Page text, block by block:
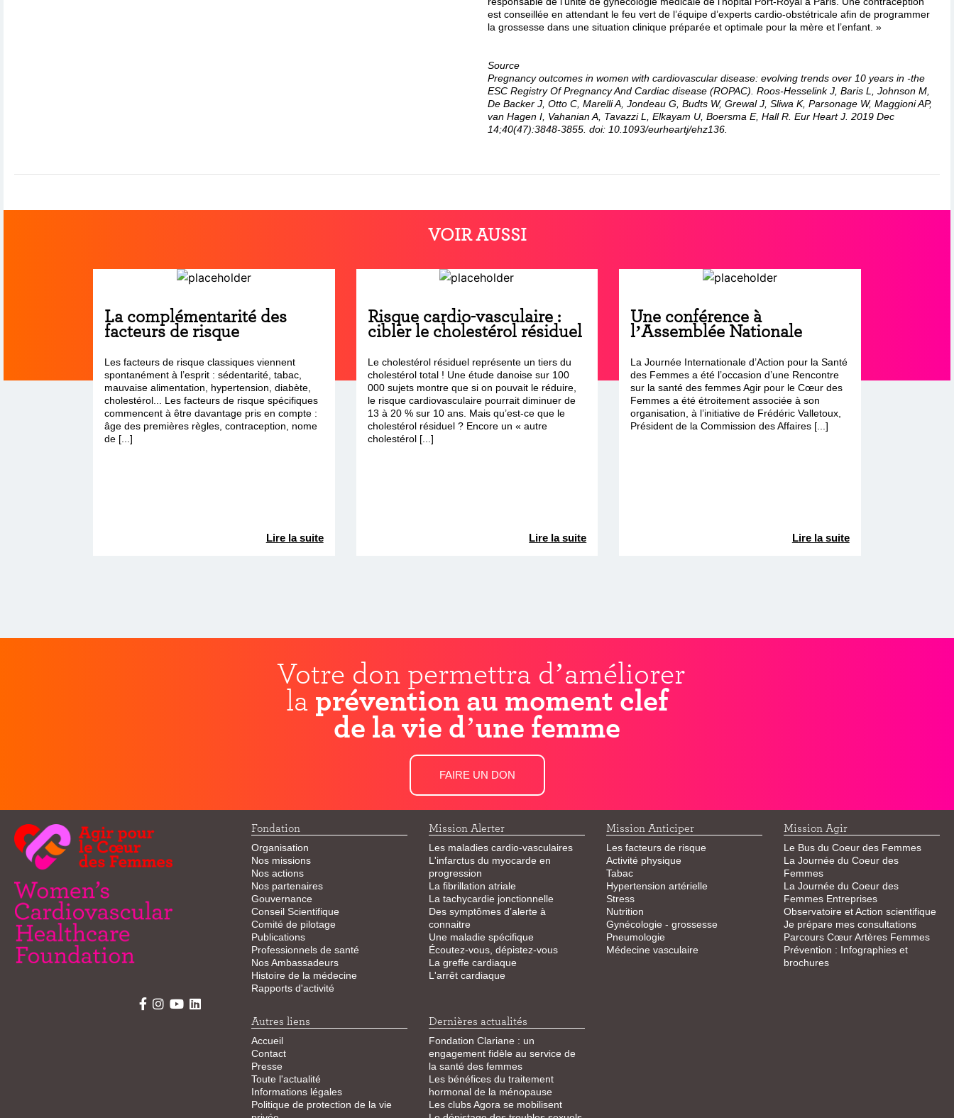
est conseillée en attendant le feu vert de l’équipe d’experts cardio-obstétricale afin de programmer
la grossesse dans une situation clinique préparée et optimale pour la mère et l’enfant. »
Source
Pregnancy outcomes in women with cardiovascular disease: evolving trends over 10 years in -the
ESC Registry Of Pregnancy And Cardiac disease (ROPAC). Roos-Hesselink J, Baris L, Johnson M,
De Backer J, Otto C, Marelli A, Jondeau G, Budts W, Grewal J, Sliwa K, Parsonage W, Maggioni AP,
van Hagen I, Vahanian A, Tavazzi L, Elkayam U, Boersma E, Hall R. Eur Heart J. 2019 Dec
14;40(47):3848-3855. doi: 10.1093/eurheartj/ehz136.
VOIR AUSSI
La complémentarité des
facteurs de risque
Les facteurs de risque classiques viennent
spontanément à l’esprit : sédentarité, tabac,
mauvaise alimentation, hypertension, diabète,
cholestérol... Les facteurs de risque spécifiques
commencent à être davantage pris en compte :
âge des premières règles, contraception, nome
de [...]
Lire la suite
Risque cardio-vasculaire :
cibler le cholestérol résiduel
Le cholestérol résiduel représente un tiers du
cholestérol total ! Une étude danoise sur 100
000 sujets montre que si on pouvait le réduire,
le risque cardiovasculaire pourrait diminuer de
13 à 20 % sur 10 ans. Mais qu’est-ce que le
cholestérol résiduel ? Encore un « autre
cholestérol [...]
Lire la suite
Une conférence à
l’Assemblée Nationale
La Journée Internationale d’Action pour la Santé
des Femmes a été l’occasion d’une Rencontre
sur la santé des femmes Agir pour le Cœur des
Femmes a été étroitement associée à son
organisation, à l’initiative de Frédéric Valletoux,
Président de la Commission des Affaires [...]
Lire la suite
Votre don permettra d’améliorer
la prévention au moment clef
de la vie d’une femme
FAIRE UN DON
Fondation
Organisation
Nos missions
Nos actions
Nos partenaires
Gouvernance
Conseil Scientifique
Comité de pilotage
Publications
Professionnels de santé
Nos Ambassadeurs
Histoire de la médecine
Rapports d'activité
Mission Alerter
Les maladies cardio-vasculaires
L'infarctus du myocarde en
progression
La fibrillation atriale
La tachycardie jonctionnelle
Des symptômes d’alerte à
connaitre
Une maladie spécifique
Écoutez-vous, dépistez-vous
La greffe cardiaque
L'arrêt cardiaque
Mission Anticiper
Les facteurs de risque
Activité physique
Tabac
Hypertension artérielle
Stress
Nutrition
Gynécologie - grossesse
Pneumologie
Médecine vasculaire
Mission Agir
Le Bus du Coeur des Femmes
La Journée du Coeur des
Femmes
La Journée du Coeur des
Femmes Entreprises
Observatoire et Action scientifique
Je prépare mes consultations
Parcours Cœur Artères Femmes
Prévention : Infographies et
brochures
Autres liens
Accueil
Contact
Presse
Toute l'actualité
Informations légales
Politique de protection de la vie
Dernières actualités
Fondation Clariane : un
engagement fidèle au service de
la santé des femmes
Les bénéfices du traitement
hormonal de la ménopause
Les clubs Agora se mobilisent